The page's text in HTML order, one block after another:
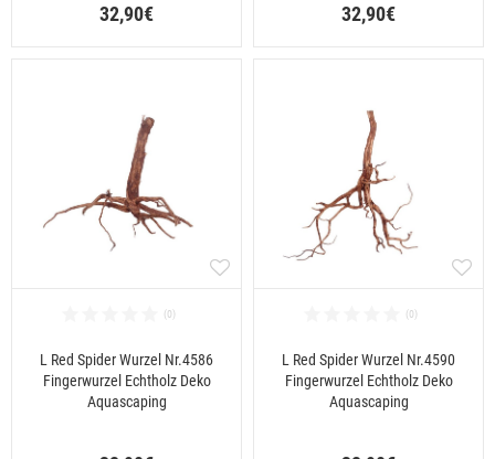
32,90€ 32,90€
L Red Spider Wurzel Nr.4586
Fingerwurzel Echtholz Deko
Aquascaping
L Red Spider Wurzel Nr.4590
Fingerwurzel Echtholz Deko
Aquascaping